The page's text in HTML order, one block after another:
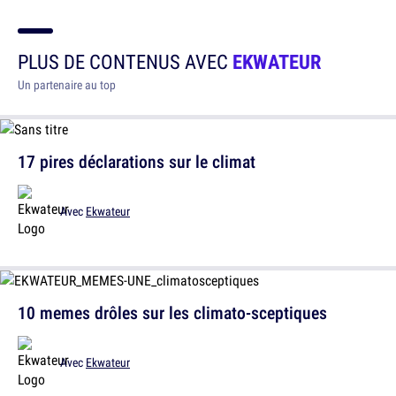
PLUS DE CONTENUS AVEC EKWATEUR
Un partenaire au top
17 pires déclarations sur le climat
Avec Ekwateur
10 memes drôles sur les climato-sceptiques
Avec Ekwateur